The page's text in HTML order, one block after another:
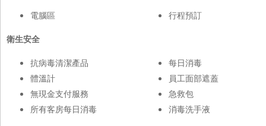
電腦區
行程預訂
衛生安全
抗病毒清潔產品
體溫計
無現金支付服務
所有客房每日消毒
每日消毒
員工面部遮蓋
急救包
消毒洗手液